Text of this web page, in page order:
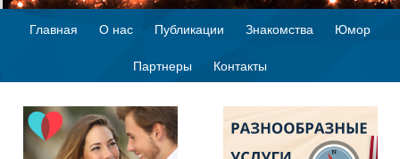
Главная О нас Публикации Знакомства Юмор
Партнеры Контакты